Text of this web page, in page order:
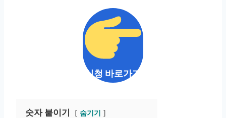
신청 바로가기
숫자 붙이기 숨기기